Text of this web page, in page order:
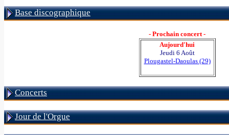
Base discographique
- Prochain concert -
Aujourd'hui
Jeudi 6 Août
Plougastel-Daoulas (29)
Concerts
Jour de l'Orgue